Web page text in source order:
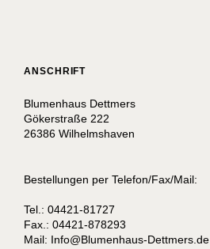
ANSCHRIFT
Blumenhaus Dettmers
Gökerstraße 222
26386 Wilhelmshaven
Bestellungen per Telefon/Fax/Mail:
Tel.: 04421-81727
Fax.: 04421-878293
Mail: Info@Blumenhaus-Dettmers.de